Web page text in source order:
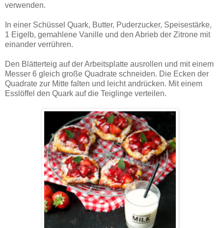
verwenden.
In einer Schüssel Quark, Butter, Puderzucker, Speisestärke,
1 Eigelb, gemahlene Vanille und den Abrieb der Zitrone mit
einander verrühren.
Den Blätterteig auf der Arbeitsplatte ausrollen und mit einem
Messer 6 gleich große Quadrate schneiden. Die Ecken der
Quadrate zur Mitte falten und leicht andrücken. Mit einem
Esslöffel den Quark auf die Teiglinge verteilen.